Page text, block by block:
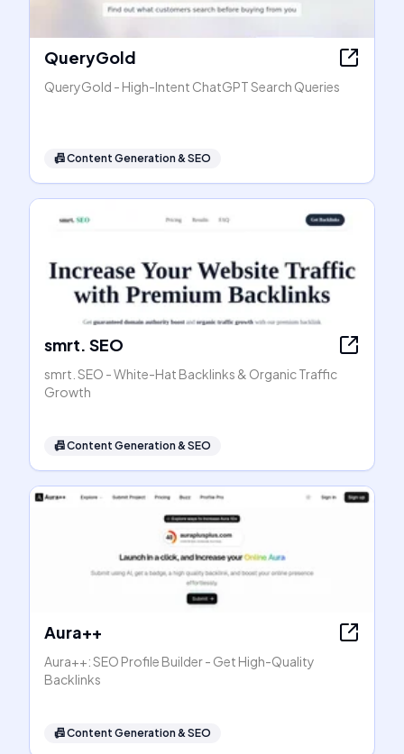
QueryGold
QueryGold - High-Intent ChatGPT Search Queries
📠Content Generation & SEO
smrt. SEO
smrt. SEO - White-Hat Backlinks & Organic Traffic
Growth
📠Content Generation & SEO
Aura++
Aura++: SEO Profile Builder - Get High-Quality
Backlinks
📠Content Generation & SEO